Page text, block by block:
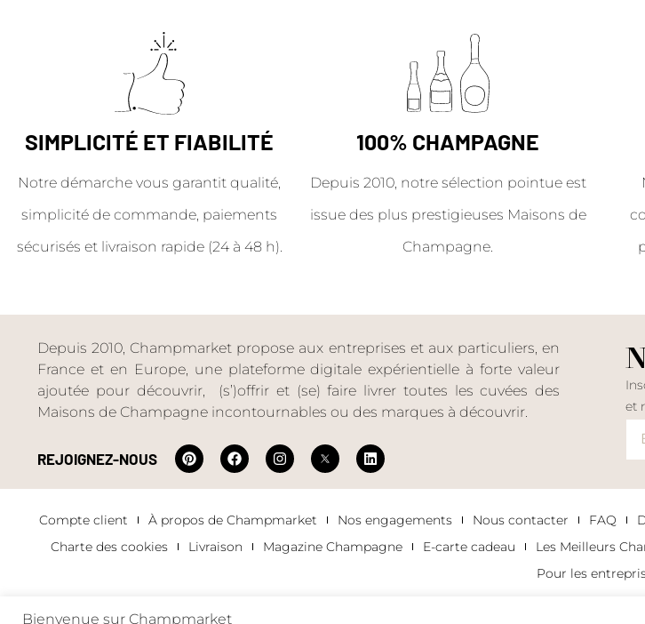
SIMPLICITÉ ET FIABILITÉ
Notre démarche vous garantit qualité,
simplicité de commande, paiements
sécurisés et livraison rapide (24 à 48 h).
100% CHAMPAGNE
Depuis 2010, notre sélection pointue est
issue des plus prestigieuses Maisons de
Champagne.
Depuis 2010, Champmarket propose aux entreprises et aux particuliers, en
France et en Europe, une plateforme digitale expérientielle à forte valeur
ajoutée pour découvrir, (s’)offrir et (se) faire livrer toutes les cuvées des
Maisons de Champagne incontournables ou des marques à découvrir.
REJOIGNEZ-NOUS
et
Compte client À propos de Champmarket Nos engagements Nous contacter FAQ
Charte des cookies
Livraison Magazine Champagne E-carte cadeau Les Meilleurs
Pour les
Copyright 2022 © tous droits réservés. Champmarket.
Bienvenue sur Champmarket